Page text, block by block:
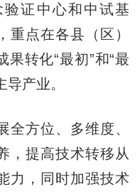
证中心和中试基
重点在各县（区）
转化“最初”和“最
产业。
方位、多维度、
，提高技术转移从
力，同时加强技术